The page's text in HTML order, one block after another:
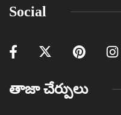
Social
తాజా చేర్పులు